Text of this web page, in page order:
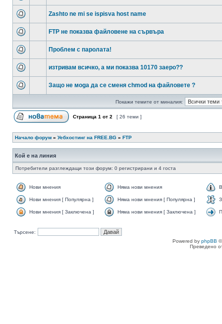
Zashto ne mi se ispisva host name
FTP не показва файловене на сървъра
Проблем с паролата!
изтривам всичко, а ми показва 10170 заеро??
Защо не моga да се сменя chmod на файловете ?
Покажи темите от миналия:
Страница 1 от 2 [ 26 теми ]
Начало форум » Уебхостинг на FREE.BG » FTP
Кой е на линия
Потребители разглеждащи този форум: 0 регистрирани и 4 госта
Нови мнения Няма нови мнения
Нови мнения [ Популярна ] Няма нови мнения [ Популярна ]
Нови мнения [ Заключена ] Няма нови мнения [ Заключена ]
Търсене:
Powered by phpBB
Преведено